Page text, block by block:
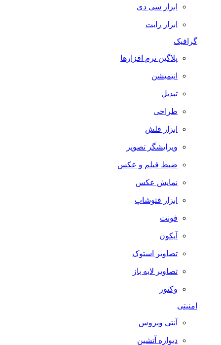
ابزار سی دی
ابزار رایت
گرافیک
پلاگین نرم افزارها
انیمیشن
تبدیل
طراحی
ابزار فلش
ویرایشگر تصویر
ضبط فيلم و عكس
نمایش عکس
ابزار فتوشاپ
فونت
آیکون
تصاویر استوک
تصاویر لایه باز
وکتور
آنتی ویروس
دیواره آتشین